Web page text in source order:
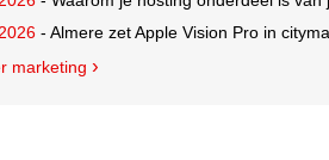
- Almere zet Apple Vision Pro in
marketing